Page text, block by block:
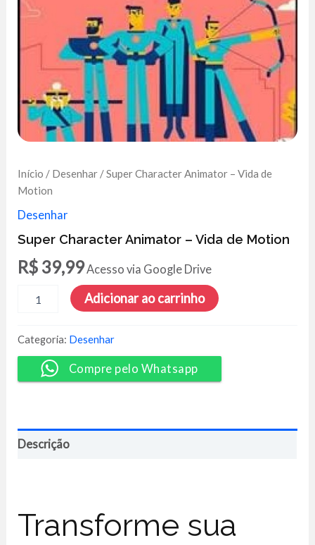
Início / Desenhar / Super Character Animator – Vida de
Motion
Desenhar
Super Character Animator – Vida de Motion
R$ 39,99Acesso via Google Drive
Character
-
Vida
de
Motion
Adicionar ao carrinho
Categoria: Desenhar
Compre pelo Whatsapp
Descrição
Transforme sua